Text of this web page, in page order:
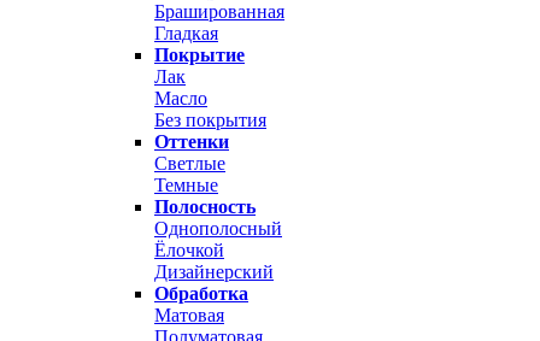
Брашированная
Гладкая
Покрытие
Лак
Масло
Без покрытия
Оттенки
Светлые
Темные
Полосность
Однополосный
Ёлочкой
Дизайнерский
Обработка
Матовая
Полуматовая